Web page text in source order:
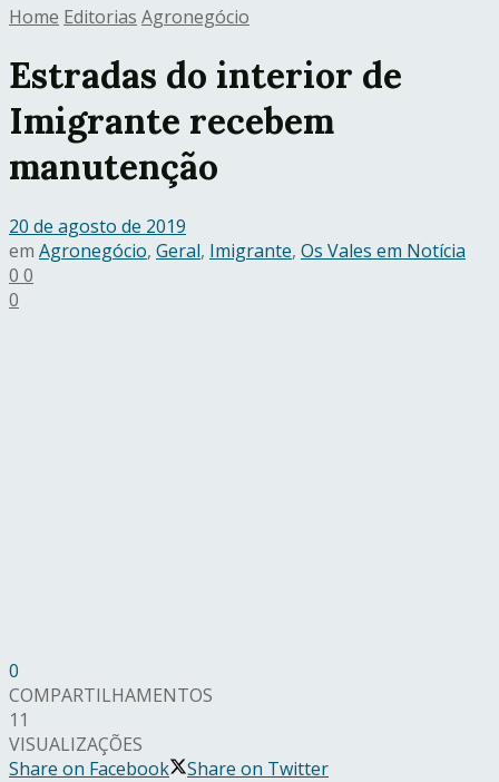
Home Editorias Agronegócio
Estradas do interior de
Imigrante recebem
manutenção
20 de agosto de 2019
em Agronegócio, Geral, Imigrante, Os Vales em Notícia
0 0
0
0
COMPARTILHAMENTOS
11
VISUALIZAÇÕES
Share on Facebook
Share on Twitter